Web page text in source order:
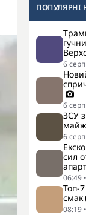
ПОПУЛЯРНI
6
6
ЗСУ
6
сил
06:49 •
Топ-
смак
08:19 •